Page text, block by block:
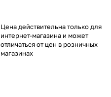
Цена действительна только для
интернет-магазина и может
отличаться от цен в розничных
магазинах